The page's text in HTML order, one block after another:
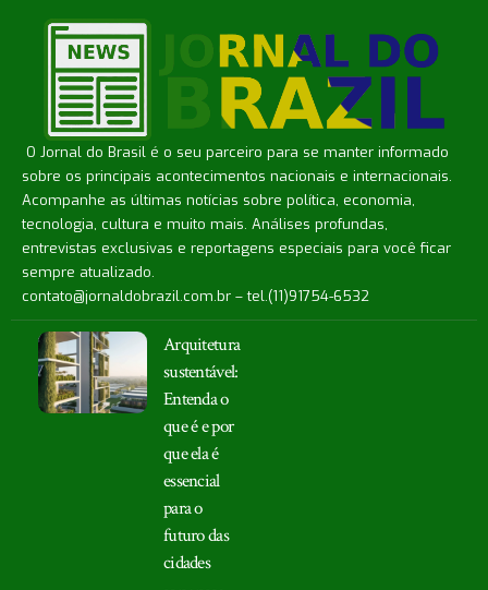
O Jornal do Brasil é o seu parceiro para se manter informado
sobre os principais acontecimentos nacionais e internacionais.
Acompanhe as últimas notícias sobre política, economia,
tecnologia, cultura e muito mais. Análises profundas,
entrevistas exclusivas e reportagens especiais para você ficar
sempre atualizado.
contato@jornaldobrazil.com.br – tel.(11)91754-6532
Arquitetura
sustentável:
Entenda o
que é e por
que ela é
essencial
para o
futuro das
cidades